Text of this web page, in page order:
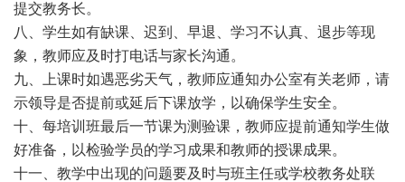
提交教务长。
八、学生如有缺课、迟到、早退、学习不认真、退步等现
象，教师应及时打电话与家长沟通。
九、上课时如遇恶劣天气，教师应通知办公室有关老师，请
示领导是否提前或延后下课放学，以确保学生安全。
十、每培训班最后一节课为测验课，教师应提前通知学生做
好准备，以检验学员的学习成果和教师的授课成果。
十一、教学中出现的问题要及时与班主任或学校教务处联